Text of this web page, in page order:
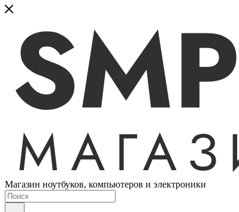
Магазин ноутбуков, компьютеров и электроники